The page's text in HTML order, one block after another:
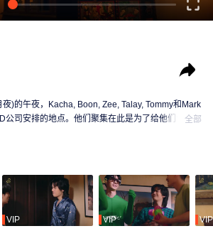
)的午夜，Kacha, Boon, Zee, Talay, Tommy和Mark
公司安排的地点。他们聚集在此是为了给他们今年第
乎想象的意外情况诡异扭曲，令人捧腹，这个红砖
年不得不开始他们的冒险，只为弄清发生在他们身上
祟，还是只是他们的幻想……
全部
VIP VIP VIP